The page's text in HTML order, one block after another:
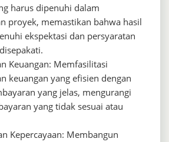
harus dipenuhi dalam
proyek, memastikan bahwa hasil
ekspektasi dan persyaratan
Keuangan: Memfasilitasi
keuangan yang efisien dengan
yang jelas, mengurangi
yang tidak sesuai atau
Kepercayaan: Membangun